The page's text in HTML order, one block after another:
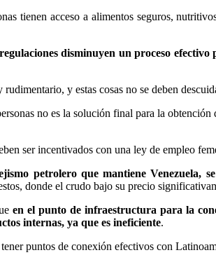
tienen acceso a alimentos seguros,
disminuyen un proceso
y estas cosas no se deben
no es la solución final para la
ser incentivados con una ley de empleo
petrolero que mantiene Venezuela,
donde el crudo bajo su precio
en el punto de infraestructura para la
internas, ya que es ineficiente.
puntos de conexión efectivos con